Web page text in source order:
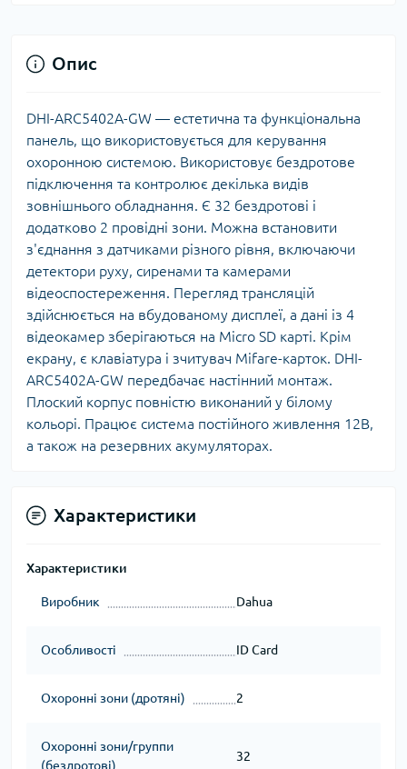
Опис
DHI-ARC5402A-GW — естетична та функціональна
панель, що використовується для керування
охоронною системою. Використовує бездротове
підключення та контролює декілька видів
зовнішнього обладнання. Є 32 бездротові і
додатково 2 провідні зони. Можна встановити
з'єднання з датчиками різного рівня, включаючи
детектори руху, сиренами та камерами
відеоспостереження. Перегляд трансляцій
здійснюється на вбудованому дисплеї, а дані із 4
відеокамер зберігаються на Micro SD карті. Крім
екрану, є клавіатура і зчитувач Mifare-карток. DHI-
ARC5402A-GW передбачає настінний монтаж.
Плоский корпус повністю виконаний у білому
кольорі. Працює система постійного живлення 12В,
а також на резервних акумуляторах.
Характеристики
Характеристики
Виробник Dahua
Особливості ID Card
Охоронні зони (дротяні) 2
Охоронні зони/группи
(бездротові)
32